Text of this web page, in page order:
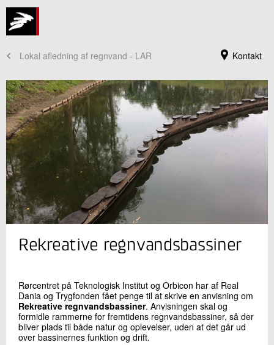
Kontakt
Lokal afledning af regnvand - LAR
Jeg er din kontaktperson
Inge Faldager
Seniorprojektleder
+45 72 20 22 96
Send e-mail
Skriv til mig
Rekreative regnvandsbassiner
Rørcentret på Teknologisk Institut og Orbicon har af Real
Dania og Trygfonden fået penge til at skrive en anvisning om
Rekreative regnvandsbassiner. Anvisningen skal og
formidle rammerne for fremtidens regnvandsbassiner, så der
bliver plads til både natur og oplevelser, uden at det går ud
over bassinernes funktion og drift.